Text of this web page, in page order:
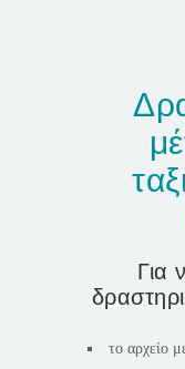
Για
το αρχείο